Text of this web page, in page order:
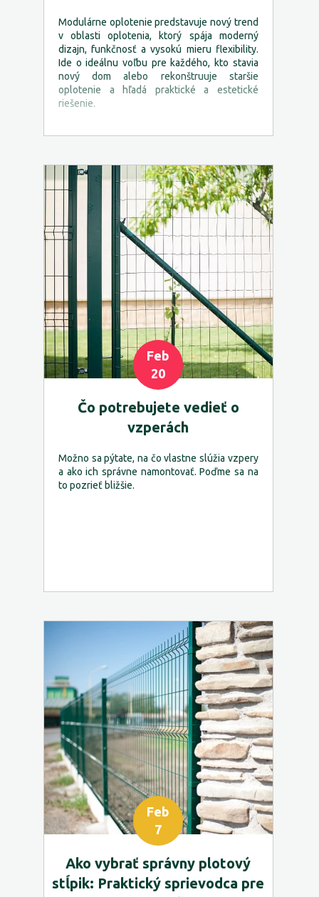
Modulárne oplotenie predstavuje nový trend
v oblasti oplotenia, ktorý spája moderný
dizajn, funkčnosť a vysokú mieru flexibility.
Ide o ideálnu voľbu pre každého, kto stavia
nový dom alebo rekonštruuje staršie
oplotenie a hľadá praktické a estetické
riešenie.
Čo potrebujete vedieť o
vzperách
Možno sa pýtate, na čo vlastne slúžia vzpery
a ako ich správne namontovať. Poďme sa na
to pozrieť bližšie.
Feb
20
Ako vybrať správny plotový
stĺpik: Praktický sprievodca pre
Feb
7